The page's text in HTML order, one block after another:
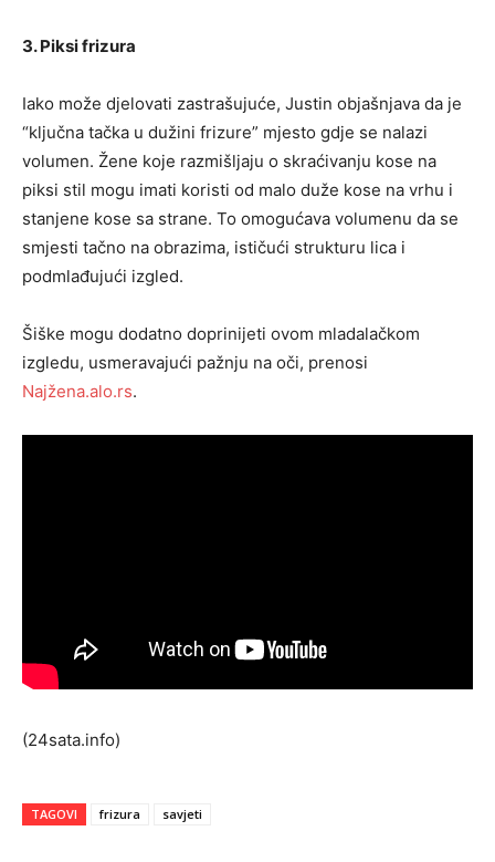
3. Piksi frizura
Iako može djelovati zastrašujuće, Justin objašnjava da je
“ključna tačka u dužini frizure” mjesto gdje se nalazi
volumen. Žene koje razmišljaju o skraćivanju kose na
piksi stil mogu imati koristi od malo duže kose na vrhu i
stanjene kose sa strane. To omogućava volumenu da se
smjesti tačno na obrazima, ističući strukturu lica i
podmlađujući izgled.
Šiške mogu dodatno doprinijeti ovom mladalačkom
izgledu, usmeravajući pažnju na oči, prenosi
Najžena.alo.rs.
(24sata.info)
TAGOVI frizura savjeti